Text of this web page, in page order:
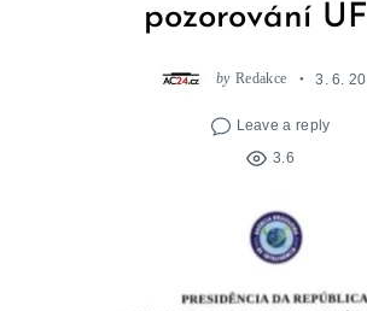
pozorování
by Redakce 3. 6.
Leave a reply
3.6